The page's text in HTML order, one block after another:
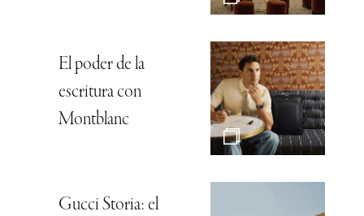
El poder de la
escritura con
Montblanc
Gucci Storia: el